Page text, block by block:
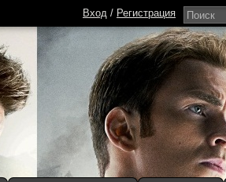
Вход / Регистрация